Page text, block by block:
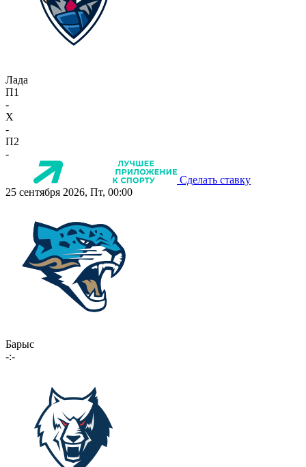
Лада
П1
-
X
-
П2
-
Сделать ставку
25 сентября 2026, Пт, 00:00
Барыс
-:-